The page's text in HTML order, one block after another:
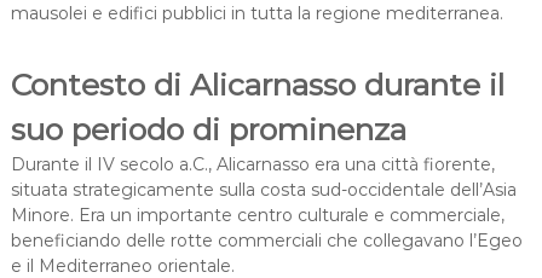
mausolei e edifici pubblici in tutta la regione mediterranea.
Contesto di Alicarnasso durante il
suo periodo di prominenza
Durante il IV secolo a.C., Alicarnasso era una città fiorente,
situata strategicamente sulla costa sud-occidentale dell’Asia
Minore. Era un importante centro culturale e commerciale,
beneficiando delle rotte commerciali che collegavano l’Egeo
e il Mediterraneo orientale.